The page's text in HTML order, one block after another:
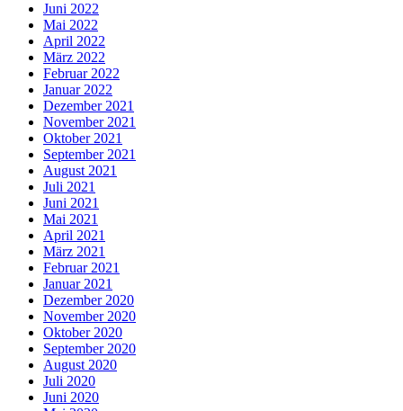
Juni 2022
Mai 2022
April 2022
März 2022
Februar 2022
Januar 2022
Dezember 2021
November 2021
Oktober 2021
September 2021
August 2021
Juli 2021
Juni 2021
Mai 2021
April 2021
März 2021
Februar 2021
Januar 2021
Dezember 2020
November 2020
Oktober 2020
September 2020
August 2020
Juli 2020
Juni 2020